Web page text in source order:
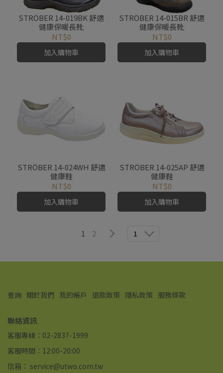
STRÖBER 14-019BK 舒適
健康保暖長靴
NT$0
加入購物車
STRÖBER 14-015BR 舒適
健康保暖長靴
NT$0
加入購物車
STRÖBER 14-024WH 舒適
健康鞋
NT$0
加入購物車
STRÖBER 14-025AP 舒適
健康鞋
NT$0
加入購物車
1 2 1
查詢 關於我們 我的帳戶 退款政策 隱私政策 服務條款
聯絡資訊
客服專線：02-2837-1999
客服時間：12:00-20:00
信箱： service@utwo.com.tw